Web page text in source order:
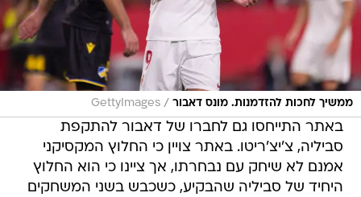
ממשיך לחכות להזדמנות. מונס דאבור /
GettyImages
באתר התייחסו גם לחברו של דאבור להתקפת
סביליה, צ'יצ'ריטו. באתר צויין כי החלוץ המקסיקני
אמנם לא שיחק עם נבחרתו, אך ציינו כי הוא החלוץ
היחיד של סביליה שהבקיע, כשכבש בשני המשחקים